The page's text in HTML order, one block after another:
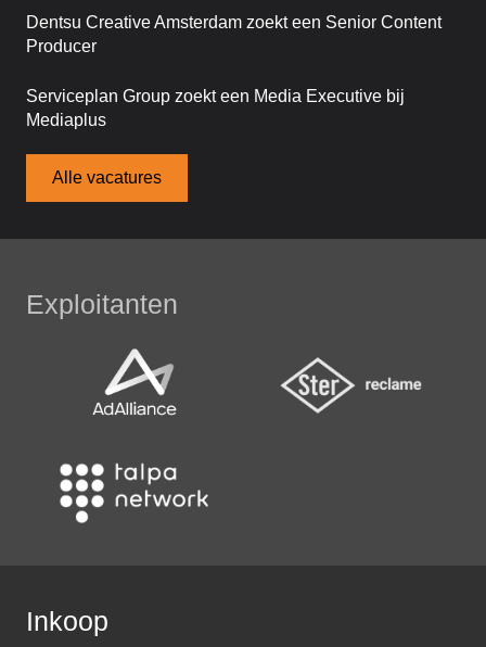
Dentsu Creative Amsterdam zoekt een Senior Content
Producer
Serviceplan Group zoekt een Media Executive bij
Mediaplus
Alle vacatures
Exploitanten
Inkoop